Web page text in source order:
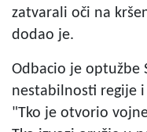
zatvarali oči na
dodao je.
Odbacio je optužbe
nestabilnosti regije
"Tko je otvorio